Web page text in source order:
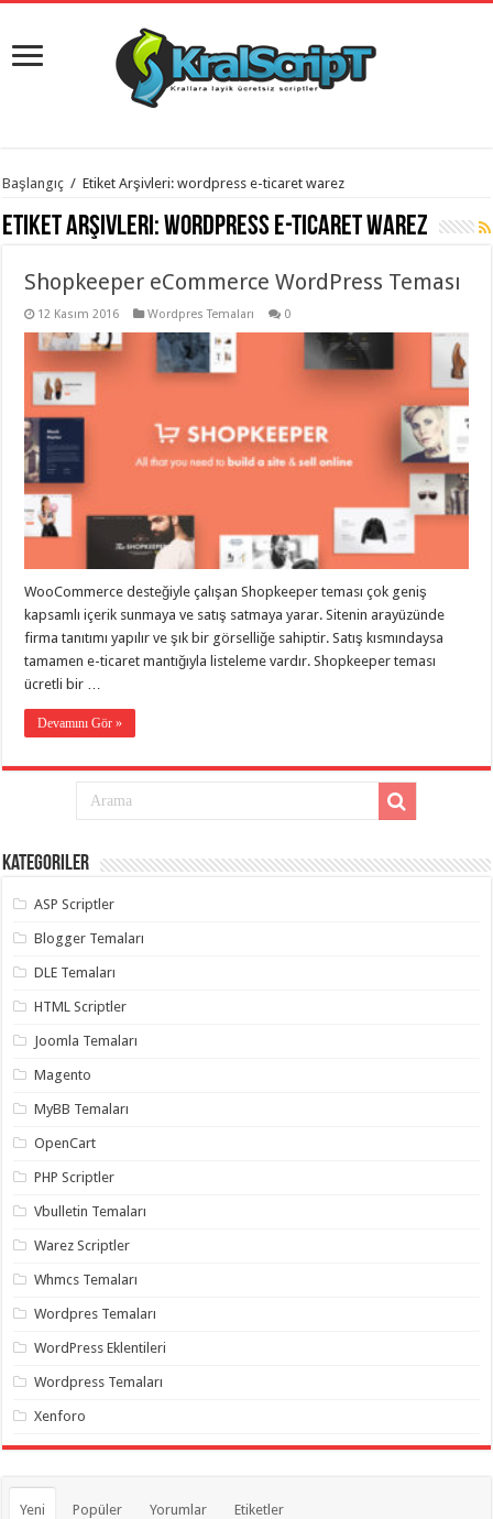
istanbul
evden
eve
organizasyon,
evden
taşımacılık,
taşımacılık,
gaziantep
evden
taşımacılık,
evden
taşımacılık
gaziantep
gaziantep
evden
taşımacılık,
gaziantep
evden
taşımacılık,
gaziantep
asansörlü
evden
taşımacılık,
organizasyon,
organizasyon,
organizasyon,
organizasyon,
organizasyon,
organizasyon,
palyaço,
takipçi
twitter
hilesi ,
instagram
takipçi
hilesi
Başlangıç / Etiket Arşivleri: wordpress e-ticaret warez
Etiket Arşivleri:wordpress e-ticaret warez
Shopkeeper eCommerce WordPress Teması
12 Kasım 2016 Wordpres Temaları 0
WooCommerce desteğiyle çalışan Shopkeeper teması çok geniş
kapsamlı içerik sunmaya ve satış satmaya yarar. Sitenin arayüzünde
firma tanıtımı yapılır ve şık bir görselliğe sahiptir. Satış kısmındaysa
tamamen e-ticaret mantığıyla listeleme vardır. Shopkeeper teması
ücretli bir …
Devamını Gör »
Kategoriler
ASP Scriptler
Blogger Temaları
DLE Temaları
HTML Scriptler
Joomla Temaları
Magento
MyBB Temaları
OpenCart
PHP Scriptler
Vbulletin Temaları
Warez Scriptler
Whmcs Temaları
Wordpres Temaları
WordPress Eklentileri
Wordpress Temaları
Xenforo
Yeni Popüler Yorumlar Etiketler